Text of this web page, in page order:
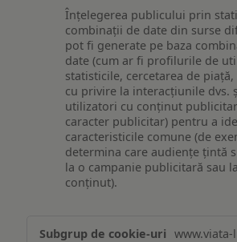
Înțelegerea publicului prin
combinații de date din surse
pot fi generate pe baza
date (cum ar fi profilurile de
statisticile, cercetarea de
cu privire la interacțiunile dvs.
utilizatori cu conținut
caracter publicitar) pentru a
caracteristicile comune (de
determina care audiențe țintă
la o campanie publicitară sau
conținut).